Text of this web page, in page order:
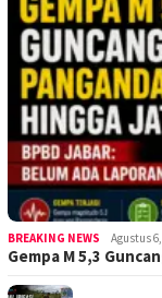
BREAKING NEWS Agustus
Gempa M 5,3